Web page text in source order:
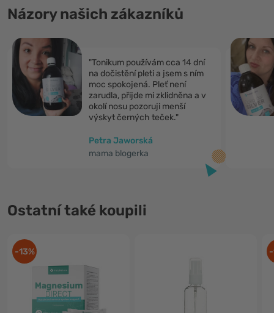
Názory našich zákazníků
"Tonikum používám cca 14 dní
na dočistění pleti a jsem s ním
moc spokojená. Pleť není
zarudla, přijde mi zklidněna a v
okolí nosu pozoruji menší
výskyt černých teček."
Petra Jaworská
mama blogerka
Ostatní také koupili
-13%